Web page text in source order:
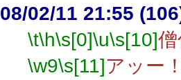
08/02/11 21:55
\t\h\s[0]\u\s[10]
\w9\s[11]アッー